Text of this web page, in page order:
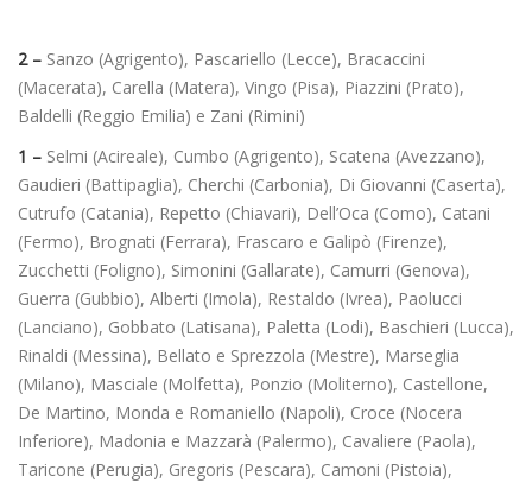
2 – Sanzo (Agrigento), Pascariello (Lecce), Bracaccini
(Macerata), Carella (Matera), Vingo (Pisa), Piazzini (Prato),
Baldelli (Reggio Emilia) e Zani (Rimini)
1 – Selmi (Acireale), Cumbo (Agrigento), Scatena (Avezzano),
Gaudieri (Battipaglia), Cherchi (Carbonia), Di Giovanni (Caserta),
Cutrufo (Catania), Repetto (Chiavari), Dell’Oca (Como), Catani
(Fermo), Brognati (Ferrara), Frascaro e Galipò (Firenze),
Zucchetti (Foligno), Simonini (Gallarate), Camurri (Genova),
Guerra (Gubbio), Alberti (Imola), Restaldo (Ivrea), Paolucci
(Lanciano), Gobbato (Latisana), Paletta (Lodi), Baschieri (Lucca),
Rinaldi (Messina), Bellato e Sprezzola (Mestre), Marseglia
(Milano), Masciale (Molfetta), Ponzio (Moliterno), Castellone,
De Martino, Monda e Romaniello (Napoli), Croce (Nocera
Inferiore), Madonia e Mazzarà (Palermo), Cavaliere (Paola),
Taricone (Perugia), Gregoris (Pescara), Camoni (Pistoia),